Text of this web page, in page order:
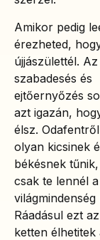
Amikor pedig
érezheted,
újjászülettél.
szabadesés és
ejtőernyőzés
azt igazán,
élsz.
olyan kicsinek
békésnek
csak te lennél a
világmindenség
Ráadásul ezt
ketten élhetitek